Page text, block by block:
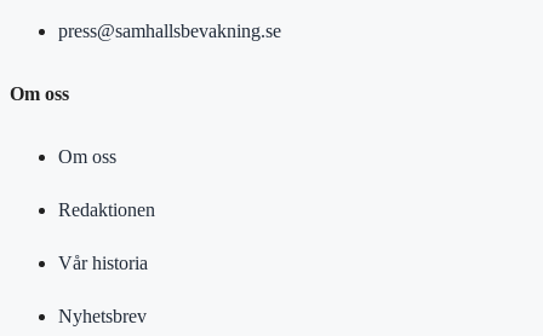
press@samhallsbevakning.se
Om oss
Om oss
Redaktionen
Vår historia
Nyhetsbrev